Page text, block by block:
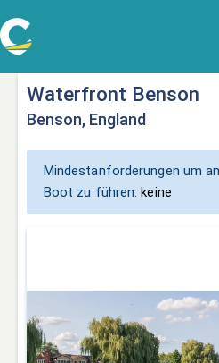
Waterfront Benson
Benson, England
Mindestanforderungen um
Boot zu führen:keine